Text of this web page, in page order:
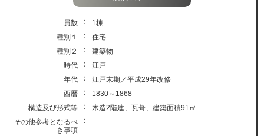
員数 ：
1棟
種別１
：
住宅
種別２
：
建築物
時代
：
江戸
年代
：
江戸末期／平成29年改修
西暦
：
1830～1868
構造及び形式等
：
木造2階建、瓦葺、建築面積91㎡
その他参考となるべ
き事項
：